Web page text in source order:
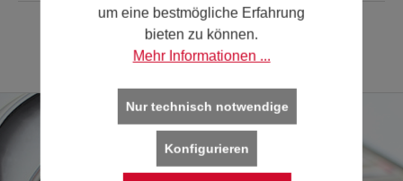
um eine bestmögliche Erfahrung
bieten zu können.
Mehr Informationen ...
Nur technisch notwendige
Konfigurieren